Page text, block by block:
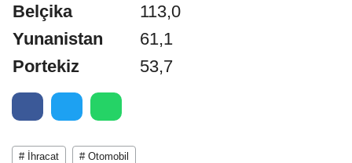
Belçika
113,0
Yunanistan
61,1
Portekiz
53,7
# İhracat # Otomobil